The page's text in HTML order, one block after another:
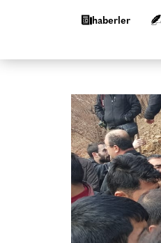
haberler